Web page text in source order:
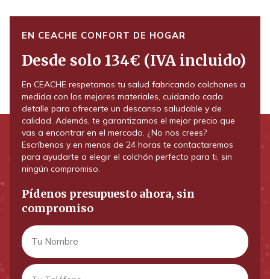
EN CEACHE CONFORT DE HOGAR
Desde solo 134€ (IVA incluido)
En CEACHE respetamos tu salud fabricando colchones a
medida con los mejores materiales, cuidando cada
detalle para ofrecerte un descanso saludable y de
calidad. Además, te garantizamos el mejor precio que
vas a encontrar en el mercado. ¿No nos crees?
Escríbenos y en menos de 24 horas te contactaremos
para ayudarte a elegir el colchón perfecto para ti, sin
ningún compromiso.
Pídenos presupuesto ahora, sin
compromiso